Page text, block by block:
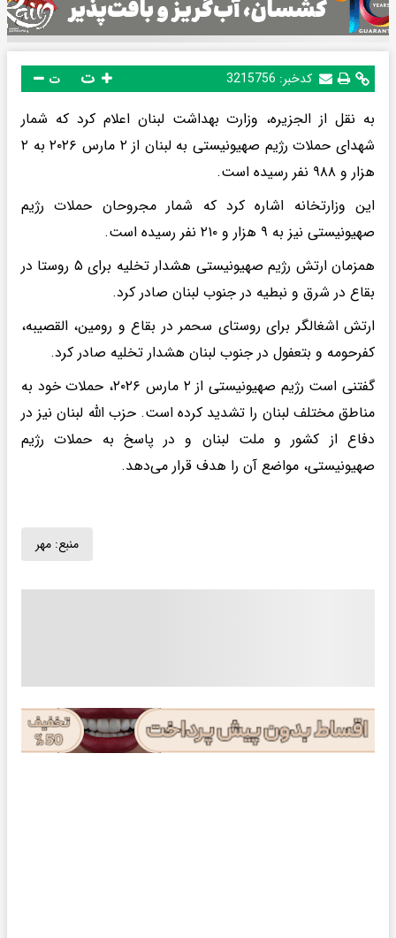
کدخبر: 3215756 ت
به نقل از الجزیره، وزارت بهداشت لبنان اعلام کرد که شمار
شهدای حملات رژیم صهیونیستی به لبنان از ۲ مارس ۲۰۲۶ به ۲
هزار و ۹۸۸ نفر رسیده است.
این وزارتخانه اشاره کرد که شمار مجروحان حملات رژیم
صهیونیستی نیز به ۹ هزار و ۲۱۰ نفر رسیده است.
همزمان ارتش رژیم صهیونیستی هشدار تخلیه برای ۵ روستا در
بقاع در شرق و نبطیه در جنوب لبنان صادر کرد.
ارتش اشغالگر برای روستای سحمر در بقاع و رومین، القصیبه،
کفرحومه و بتعفول در جنوب لبنان هشدار تخلیه صادر کرد.
گفتنی است رژیم صهیونیستی از ۲ مارس ۲۰۲۶، حملات خود به
مناطق مختلف لبنان را تشدید کرده است. حزب الله لبنان نیز در
دفاع از کشور و ملت لبنان و در پاسخ به حملات رژیم
صهیونیستی، مواضع آن را هدف قرار می‌دهد.
منبع: مهر